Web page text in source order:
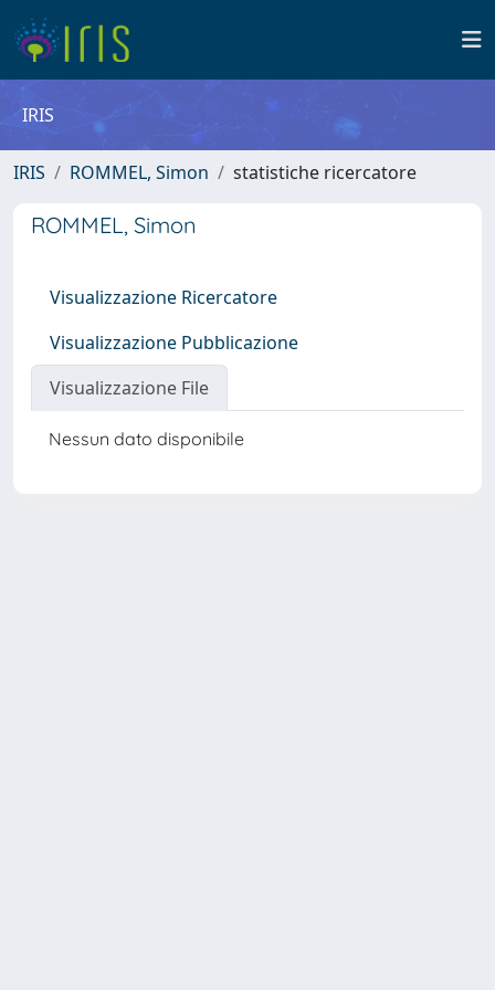
IRIS
IRIS ROMMEL, Simon statistiche ricercatore
ROMMEL, Simon
Visualizzazione Ricercatore
Visualizzazione Pubblicazione
Visualizzazione File
Nessun dato disponibile